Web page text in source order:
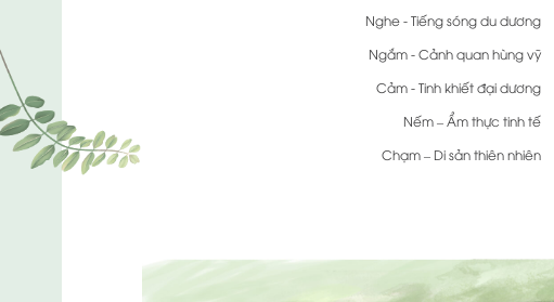
Nghe - Tiếng sóng du dương
Ngắm - Cảnh quan hùng vỹ
Cảm - Tinh khiết đại dương
Nếm – Ẩm thực tinh tế
Chạm – Di sản thiên nhiên